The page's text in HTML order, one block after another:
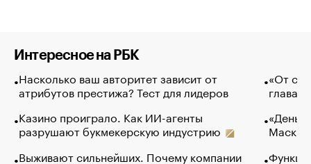
Интересное на РБК
Насколько ваш авторитет зависит от
атрибутов престижа? Тест для лидеров
Казино проиграло. Как ИИ-агенты
разрушают букмекерскую индустрию
Выживают сильнейших. Почему компании
«От
глава
Маск в